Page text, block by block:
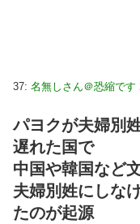
37: 名無しさん＠恐縮です
パヨクが夫婦別
遅れた国で
中国や韓国など
夫婦別姓にしな
たのが起源